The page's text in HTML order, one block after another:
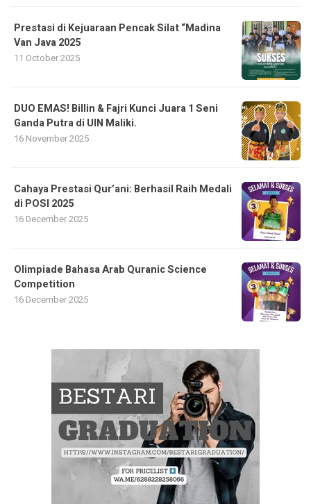
Prestasi di Kejuaraan Pencak Silat “Madina
Van Java 2025
11 October 2025
DUO EMAS! Billin & Fajri Kunci Juara 1 Seni
Ganda Putra di UIN Maliki.
16 November 2025
Cahaya Prestasi Qur’ani: Berhasil Raih Medali
di POSI 2025
16 December 2025
Olimpiade Bahasa Arab Quranic Science
Competition
16 December 2025